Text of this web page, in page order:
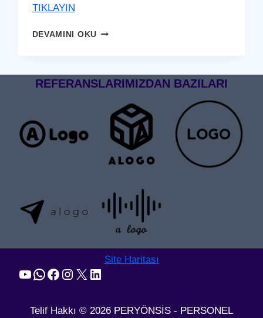
TIKLAYIN
DEVAMINI OKUKÖYCEĞIZ
REFERANSLARIMIZDAN BAZILARI
Site Haritası
YouTube WhatsApp Facebook Instagram X LinkedIn
Telif Hakkı © 2026 PERYÖNSİS - PERSONEL